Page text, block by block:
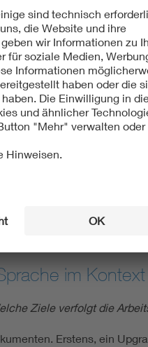
Sie immer top
in der
über zukünftige
erhalten!
im
Ziele verfolgt die
Erstens, ein